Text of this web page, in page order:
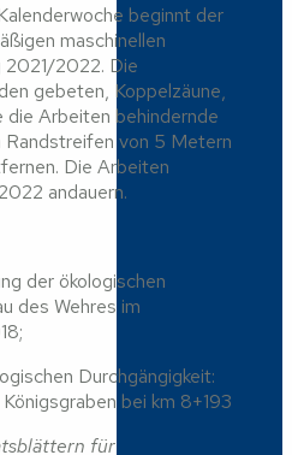
beginnt der
maschinellen
2021/2022. Die
gebeten, Koppelzäune,
die Arbeiten behindernde
von 5 Metern
Die Arbeiten
andauern.
der ökologischen
des Wehres im
Durchgängigkeit:
bei km 8+193
für